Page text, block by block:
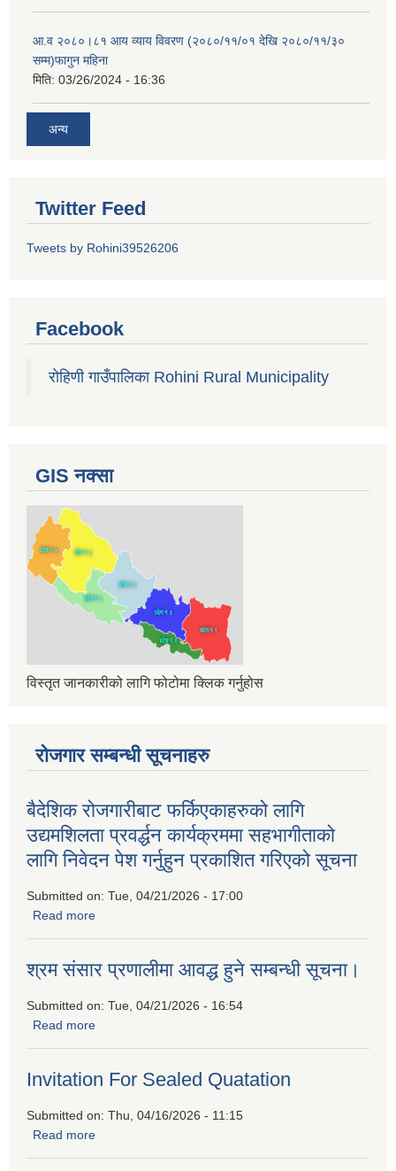
आ.व २०८०।८१ आय व्याय विवरण (२०८०/११/०१ देखि २०८०/११/३०
सम्म)फागुन महिना
मिति: 03/26/2024 - 16:36
अन्य
Twitter Feed
Tweets by Rohini39526206
Facebook
रोहिणी गाउँपालिका Rohini Rural Municipality
GIS नक्सा
विस्तृत जानकारीको लागि फोटोमा क्लिक गर्नुहोस
रोजगार सम्बन्धी सूचनाहरु
बैदेशिक रोजगारीबाट फर्किएकाहरुको लागि
उद्यमशिलता प्रवर्द्धन कार्यक्रममा सहभागीताको
लागि निवेदन पेश गर्नुहुन प्रकाशित गरिएको सूचना
Submitted on: Tue, 04/21/2026 - 17:00
Read more
श्रम संसार प्रणालीमा आवद्ध हुने सम्बन्धी सूचना।
Submitted on: Tue, 04/21/2026 - 16:54
Read more
Invitation For Sealed Quatation
Submitted on: Thu, 04/16/2026 - 11:15
Read more